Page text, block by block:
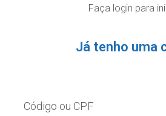
Faça login para
Já tenho uma
Código ou CPF